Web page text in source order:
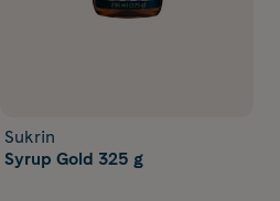
Sukrin
Syrup Gold 325 g